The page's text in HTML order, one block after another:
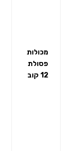
מכולות
פסולת
12 קוב